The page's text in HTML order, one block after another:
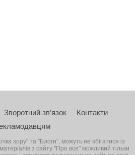
Зворотний зв’язок
Контакти
зору" та "Блоги", можуть не збігатися із
з сайту "Про все" можливий тільки